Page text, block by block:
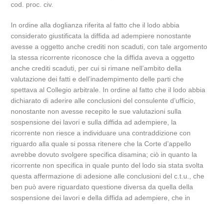
cod. proc. civ.
In ordine alla doglianza riferita al fatto che il lodo abbia
considerato giustificata la diffida ad adempiere nonostante
avesse a oggetto anche crediti non scaduti, con tale argomento
la stessa ricorrente riconosce che la diffida aveva a oggetto
anche crediti scaduti, per cui si rimane nell’ambito della
valutazione dei fatti e dell’inadempimento delle parti che
spettava al Collegio arbitrale. In ordine al fatto che il lodo abbia
dichiarato di aderire alle conclusioni del consulente d’ufficio,
nonostante non avesse recepito le sue valutazioni sulla
sospensione dei lavori e sulla diffida ad adempiere, la
ricorrente non riesce a individuare una contraddizione con
riguardo alla quale si possa ritenere che la Corte d’appello
avrebbe dovuto svolgere specifica disamina; ciò in quanto la
ricorrente non specifica in quale punto del lodo sia stata svolta
questa affermazione di adesione alle conclusioni del c.t.u., che
ben può avere riguardato questione diversa da quella della
sospensione dei lavori e della diffida ad adempiere, che in